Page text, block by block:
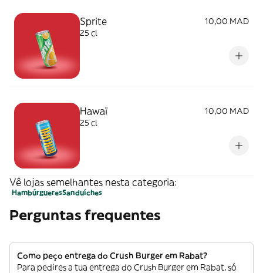
Sprite
10,00 MAD
25 cl
Hawaï
10,00 MAD
25 cl
Vê lojas semelhantes nesta categoria:
HambúrgueresSanduíches
Perguntas frequentes
Como peço entrega do Crush Burger em Rabat?
Para pedires a tua entrega do Crush Burger em Rabat, só